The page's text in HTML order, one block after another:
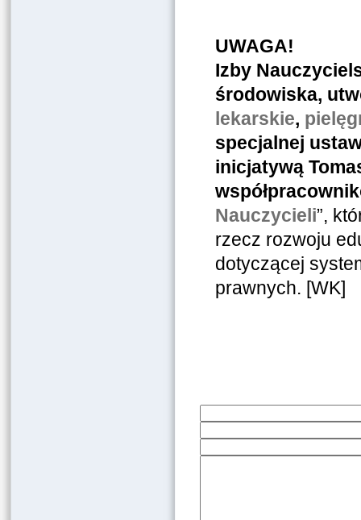
UWAGA!
Izby
środowiska,
lekarskie,
specjalnej
inicjatywą
Nauczycieli”,
rzecz rozwoju
dotyczącej
prawnych. [WK]